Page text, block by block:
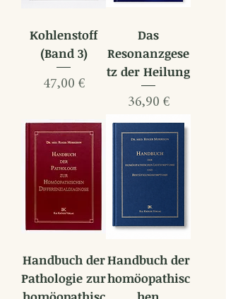
Kohlenstoff
(Band 3)
Preis
47,00 €
Das
Resonanzgese
tz der Heilung
Preis
36,90 €
Handbuch der
Pathologie zur
Handbuch der
homöopathisc